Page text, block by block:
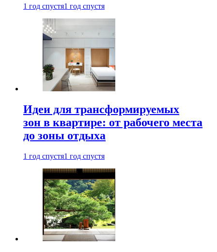
1 год спустя1 год спустя
Идеи для трансформируемых
зон в квартире: от рабочего места
до зоны отдыха
1 год спустя1 год спустя